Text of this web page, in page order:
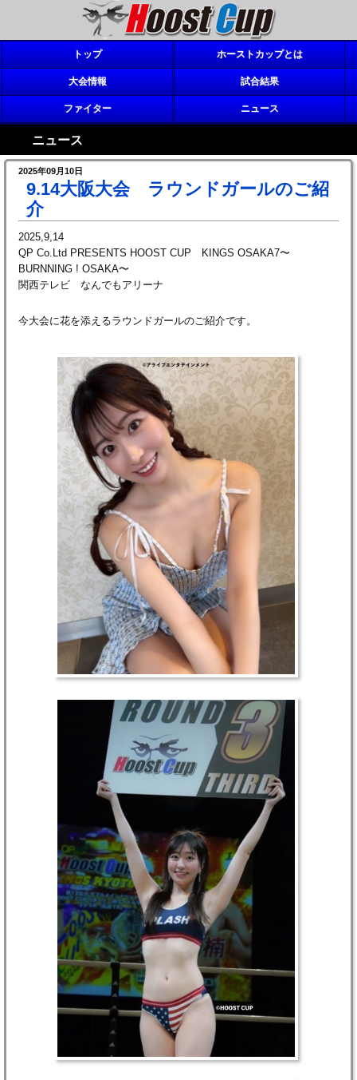
トップ ホーストカップとは
大会情報 試合結果
ファイター ニュース
ニュース
2025年09月10日
9.14大阪大会 ラウンドガールのご紹
介
QP Co.Ltd PRESENTS HOOST CUP KINGS OSAKA7〜
BURNNING ! OSAKA〜
関西テレビ なんでもアリーナ
今大会に花を添えるラウンドガールのご紹介です。